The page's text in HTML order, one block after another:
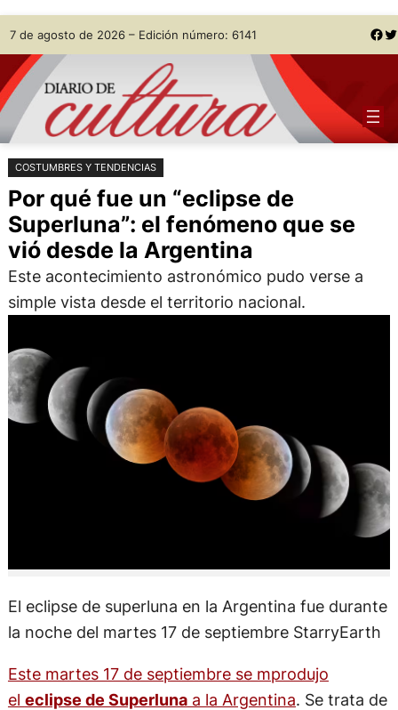
Saltar
al
contenido
Skip
to
content
7 de agosto de 2026 – Edición número: 6141 Facebook Twitter
COSTUMBRES Y TENDENCIAS
Por qué fue un “eclipse de
Superluna”: el fenómeno que se
vió desde la Argentina
Este acontecimiento astronómico pudo verse a
simple vista desde el territorio nacional.
El eclipse de superluna en la Argentina fue durante
la noche del martes 17 de septiembre StarryEarth
Este martes 17 de septiembre se mprodujo
el eclipse de Superlunaa la Argentina. Se trata de